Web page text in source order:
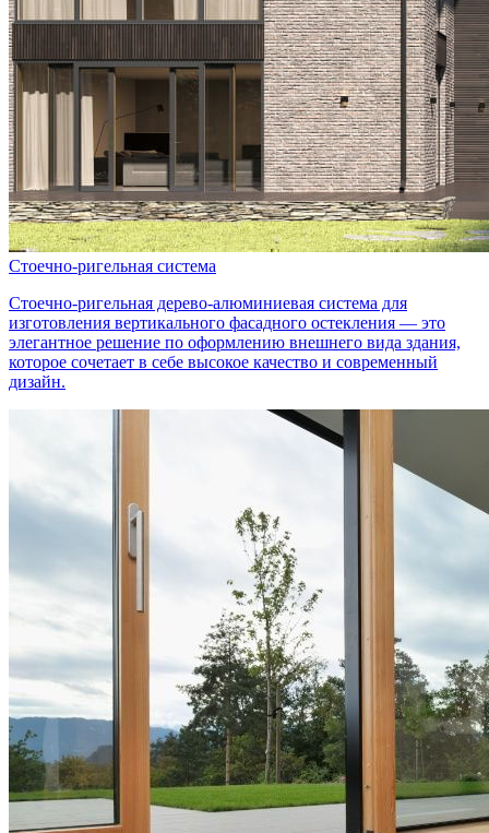
Стоечно-ригельная система
Стоечно-ригельная дерево-алюминиевая система для
изготовления вертикального фасадного остекления — это
элегантное решение по оформлению внешнего вида здания,
которое сочетает в себе высокое качество и современный
дизайн.